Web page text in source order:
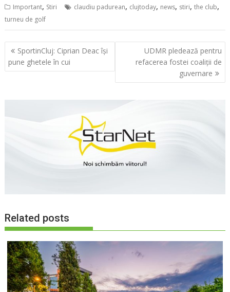
Important, Stiri claudiu padurean, clujtoday, news, stiri,the club,
turneu de golf
Navigare
în
articole
SportinCluj: Ciprian Deac își
pune ghetele în cui
UDMR pledează pentru
refacerea fostei coaliții de
guvernare
Related posts